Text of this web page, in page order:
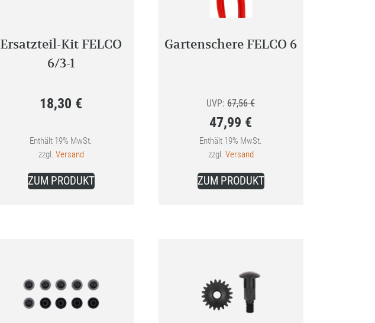
Ersatzteil-Kit FELCO
6/3-1
18,30 €
Enthält 19% MwSt.
zzgl. Versand
ZUM PRODUKT
Gartenschere FELCO 6
UVP: 67,56€Ursprünglicher
war:
47,99 €
Aktueller
Preis
ist:
Enthält 19% MwSt.
zzgl. Versand
ZUM PRODUKT